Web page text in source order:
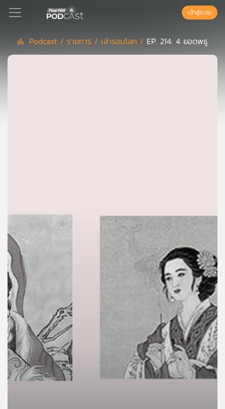
Podcast
ของ
คุณ
เพลง
บทความ
ข่าว
และ
กิจกรรม
เข้าสู่ระบบ
Podcast / รายการ / เล่ารอบโลก / EP. 214: 4 ยอดพธู